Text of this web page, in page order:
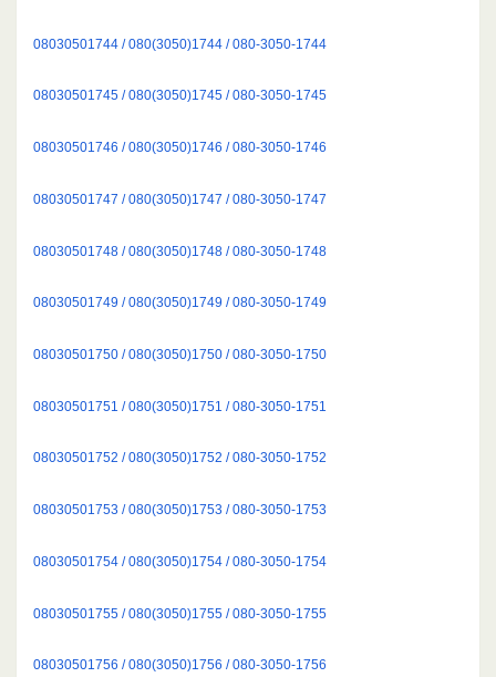
08030501744 / 080(3050)1744 / 080-3050-1744
08030501745 / 080(3050)1745 / 080-3050-1745
08030501746 / 080(3050)1746 / 080-3050-1746
08030501747 / 080(3050)1747 / 080-3050-1747
08030501748 / 080(3050)1748 / 080-3050-1748
08030501749 / 080(3050)1749 / 080-3050-1749
08030501750 / 080(3050)1750 / 080-3050-1750
08030501751 / 080(3050)1751 / 080-3050-1751
08030501752 / 080(3050)1752 / 080-3050-1752
08030501753 / 080(3050)1753 / 080-3050-1753
08030501754 / 080(3050)1754 / 080-3050-1754
08030501755 / 080(3050)1755 / 080-3050-1755
08030501756 / 080(3050)1756 / 080-3050-1756